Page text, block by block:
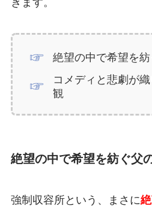
絶望の中で希望を
コメディと悲劇が
観
絶望の中で希望を紡ぐ父
強制収容所という、まさに